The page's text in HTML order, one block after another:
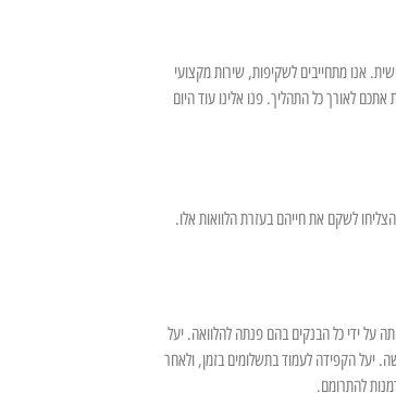
אנו מתחייבים לשקיפות, שירות מקצועי
לאורך כל התהליך. פנו אלינו עוד היום
לשקם את חייהם בעזרת הלוואות אלו.
על ידי כל הבנקים בהם פנתה להלוואה. יעל
יעל הקפידה לעמוד בתשלומים בזמן, ולאחר
להתרומם.